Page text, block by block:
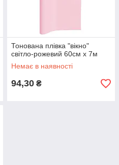
Тонована плівка "вікно"
світло-рожевий 60см х 7м
Немає в наявності
94,30 ₴